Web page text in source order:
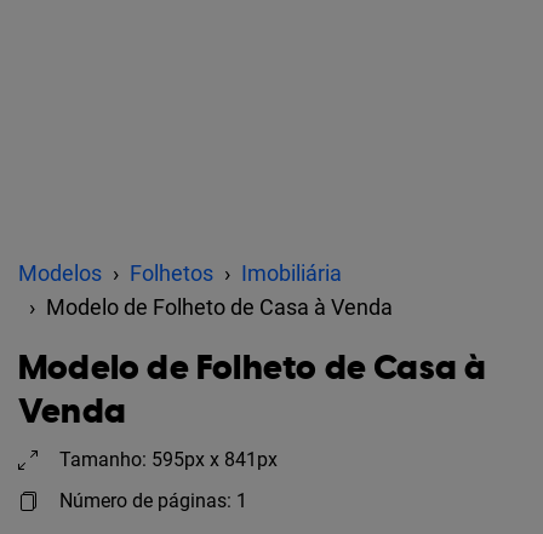
Modelos Folhetos
Imobiliária
Modelo de Folheto de Casa à Venda
Modelo de Folheto de Casa à
Venda
Tamanho: 595px x 841px
Número de páginas: 1